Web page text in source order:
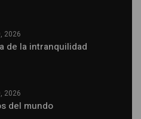
2026
de la intranquilidad
2026
del mundo